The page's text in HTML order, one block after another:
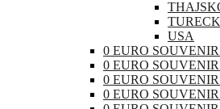
USA
0 EURO SOUVENIR
0 EURO SOUVENIR
0 EURO SOUVENIR
0 EURO SOUVENIR